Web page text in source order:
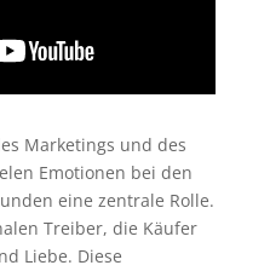
Marketings und des
Emotionen bei den
eine zentrale Rolle.
Treiber, die Käufer
Liebe. Diese